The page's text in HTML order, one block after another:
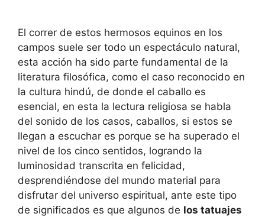
El correr de estos hermosos equinos en los
campos suele ser todo un espectáculo natural,
esta acción ha sido parte fundamental de la
literatura filosófica, como el caso reconocido en
la cultura hindú, de donde el caballo es
esencial, en esta la lectura religiosa se habla
del sonido de los casos, caballos, si estos se
llegan a escuchar es porque se ha superado el
nivel de los cinco sentidos, logrando la
luminosidad transcrita en felicidad,
desprendiéndose del mundo material para
disfrutar del universo espiritual, ante este tipo
de significados es que algunos de los tatuajes